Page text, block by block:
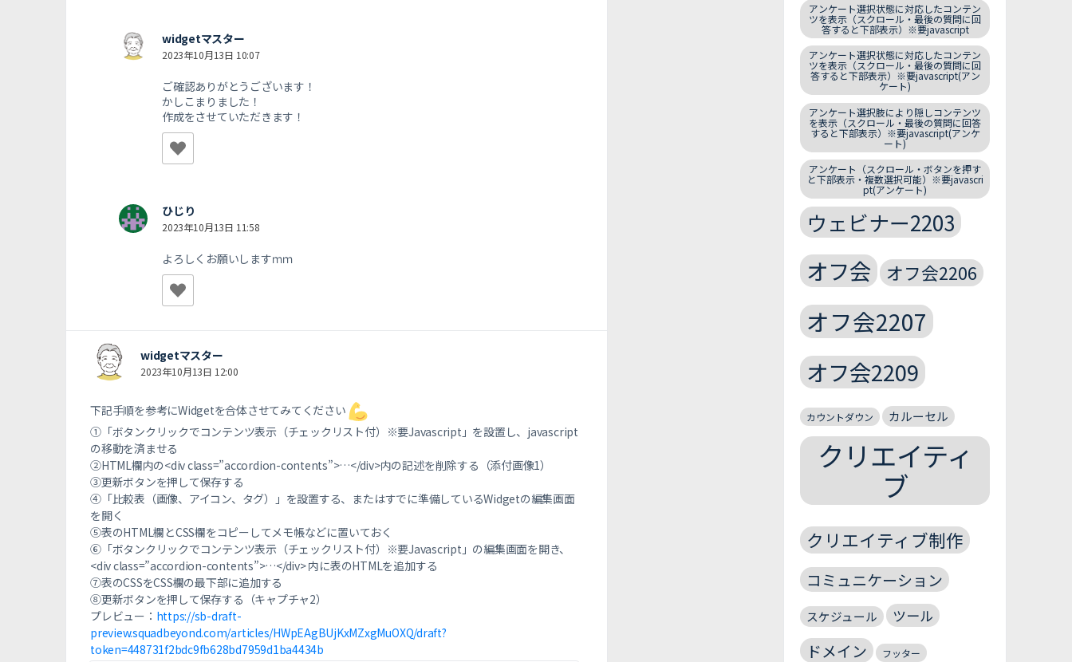
widgetマスター
2023年10月13日 10:07
ご確認ありがとうございます！
かしこまりました！
作成をさせていただきます！
ひじり
2023年10月13日 11:58
よろしくお願いしますｍｍ
widgetマスター
2023年10月13日 12:00
下記手順を参考にWidgetを合体させてみてください
①「ボタンクリックでコンテンツ表示（チェックリスト付）※要Javascript」を設置し、javascript
の移動を済ませる
②HTML欄内の<div class=”accordion-contents”>…</div>内の記述を削除する（添付画像1）
③更新ボタンを押して保存する
④「比較表（画像、アイコン、タグ）」を設置する、またはすでに準備しているWidgetの編集画面
を開く
⑤表のHTML欄とCSS欄をコピーしてメモ帳などに置いておく
⑥「ボタンクリックでコンテンツ表示（チェックリスト付）※要Javascript」の編集画面を開き、
<div class=”accordion-contents”>…</div> 内に表のHTMLを追加する
⑦表のCSSをCSS欄の最下部に追加する
⑧更新ボタンを押して保存する（キャプチャ2）
プレビュー： https://sb-draft-
preview.squadbeyond.com/articles/HWpEAgBUjKxMZxgMuOXQ/draft?
token=448731f2bdc9fb628bd7959d1ba4434b
アンケート選択状態に対応したコンテン
ツを表示（スクロール・最後の質問に回
答すると下部表示）※要javascript
アンケート選択状態に対応したコンテン
ツを表示（スクロール・最後の質問に回
答すると下部表示）※要javascript(アン
ケート)
アンケート選択肢により隠しコンテンツ
を表示（スクロール・最後の質問に回答
すると下部表示）※要javascript(アンケ
ート)
アンケート（スクロール・ボタンを押す
と下部表示・複数選択可能）※要javascri
pt(アンケート)
ウェビナー2203
オフ会 オフ会2206
オフ会2207
オフ会2209
カウントダウン カルーセル
クリエイティ
ブ
クリエイティブ制作
コミュニケーション
スケジュール ツール
ドメイン フッター